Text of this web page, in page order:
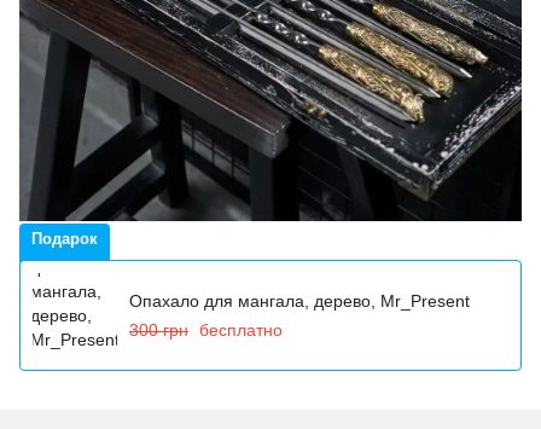
Подарок
Опахало для мангала, дерево, Mr_Present
300 грн бесплатно